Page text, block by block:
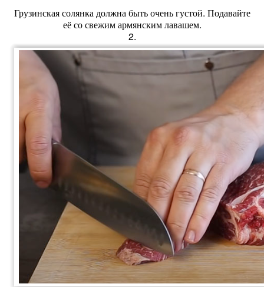
Грузинская солянка должна быть очень густой. Подавайте
её со свежим армянским лавашем.
2.